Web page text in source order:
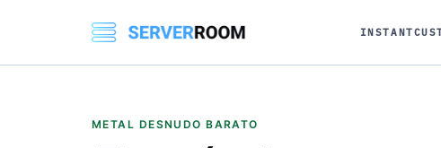
INSTANT
METAL DESNUDO BARATO